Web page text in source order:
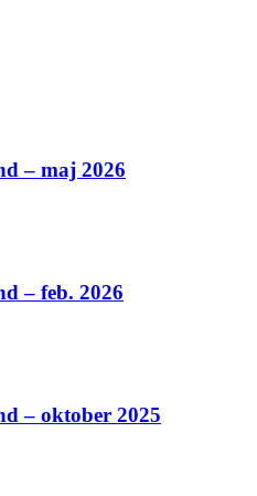
– maj 2026
– feb. 2026
– oktober 2025